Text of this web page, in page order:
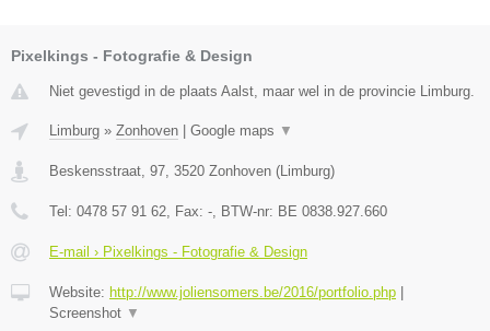
Pixelkings - Fotografie & Design
Niet gevestigd in de plaats Aalst, maar wel in de provincie Limburg.
Limburg » Zonhoven Google maps ▼
Beskensstraat, 97, 3520 Zonhoven (Limburg)
Tel: 0478 57 91 62, Fax: -, BTW-nr: BE 0838.927.660
E-mail › Pixelkings - Fotografie & Design
Website: http://www.joliensomers.be/2016/portfolio.php
Screenshot ▼